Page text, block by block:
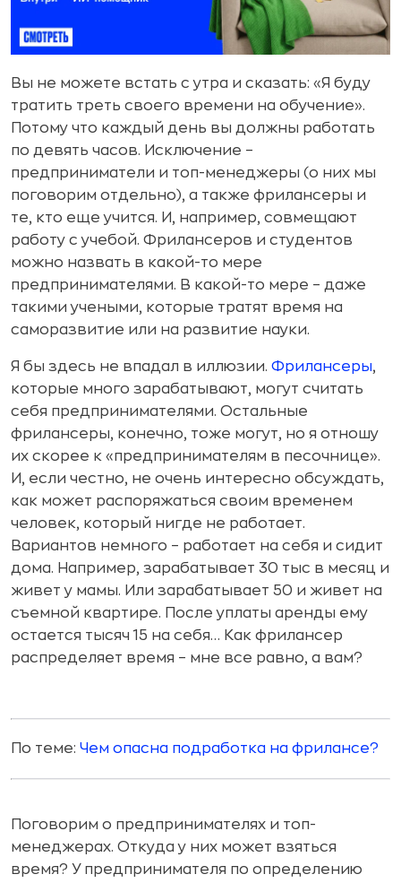
Вы не можете встать с утра и сказать: «Я буду
тратить треть своего времени на обучение».
Потому что каждый день вы должны работать
по девять часов. Исключение –
предприниматели и топ-менеджеры (о них мы
поговорим отдельно), а также фрилансеры и
те, кто еще учится. И, например, совмещают
работу с учебой. Фрилансеров и студентов
можно назвать в какой-то мере
предпринимателями. В какой-то мере – даже
такими учеными, которые тратят время на
саморазвитие или на развитие науки.
Я бы здесь не впадал в иллюзии. Фрилансеры,
которые много зарабатывают, могут считать
себя предпринимателями. Остальные
фрилансеры, конечно, тоже могут, но я отношу
их скорее к «предпринимателям в песочнице».
И, если честно, не очень интересно обсуждать,
как может распоряжаться своим временем
человек, который нигде не работает.
Вариантов немного – работает на себя и сидит
дома. Например, зарабатывает 30 тыс в месяц и
живет у мамы. Или зарабатывает 50 и живет на
съемной квартире. После уплаты аренды ему
остается тысяч 15 на себя… Как фрилансер
распределяет время – мне все равно, а вам?
По теме: Чем опасна подработка на фрилансе?
Поговорим о предпринимателях и топ-
менеджерах. Откуда у них может взяться
время? У предпринимателя по определению